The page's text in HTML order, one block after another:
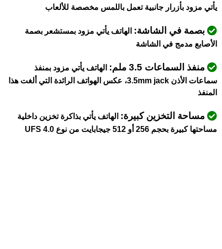
يأتي مزود بأزرار جانبية تعمل باللمس مخصصة للألعاب
بصمة في الشاشة: الهاتف يأتي مزود بمستشعر بصمة
الأصابع مدمج في الشاشة
منفذ السماعات 3.5 ملم:
الهاتف يأتي مزود بمنفذ
سماعات الأذن 3.5mm jack، عكس الهواتف الرائدة التي ألغت هذا
المنفذ
مساحة التخزين كبيرة: الهاتف يأتي بذاكرة تخزين داخلية
مساحتها كبيرة بحجم 256 أو 512 جيجابايت من نوع UFS 4.0